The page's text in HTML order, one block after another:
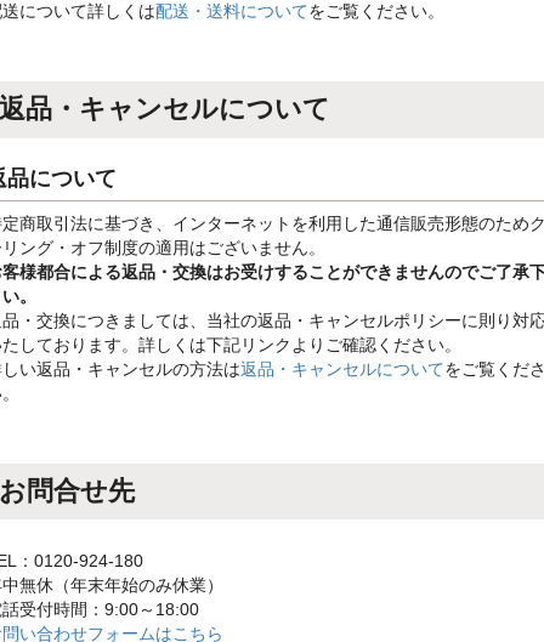
について詳しくは配送・送料についてをご覧ください。
返品・キャンセルについて
品について
商取引法に基づき、インターネットを利用した通信販売形態のため
ング・オフ制度の適用はございません。
様都合による返品・交換はお受けすることができませんのでご了承
。
・交換につきましては、当社の返品・キャンセルポリシーに則り対
しております。詳しくは下記リンクよりご確認ください。
い返品・キャンセルの方法は返品・キャンセルについてをご覧くだ
お問合せ先
：0120-924-180
無休（年末年始のみ休業）
受付時間：9:00～18:00
い合わせフォームはこちら